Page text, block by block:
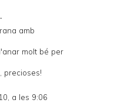
amb
molt bé per
precioses!
a les 9:06